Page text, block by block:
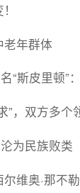
老年群体
意强大可靠，彰显俄精
，印美贸易谈判进入“关键阶
为民族败类
斯出任Lucid首席执